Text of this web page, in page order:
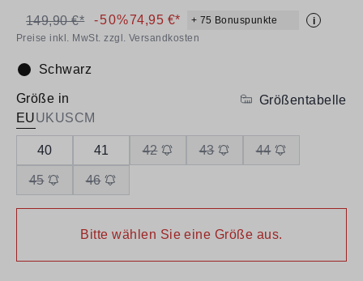
74,95 €* + 75 Bonuspunkte i
149,90 €* -50%
Preise inkl. MwSt. zzgl. Versandkosten
Farbe:
Schwarz
Größe in
EUUKUSCM
Größentabelle
40 41 42 43 44
45 46
Bitte wählen Sie eine Größe aus.